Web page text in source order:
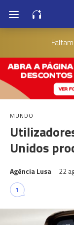
Faltam
MUNDO
Unidos
Agência Lusa 22
1